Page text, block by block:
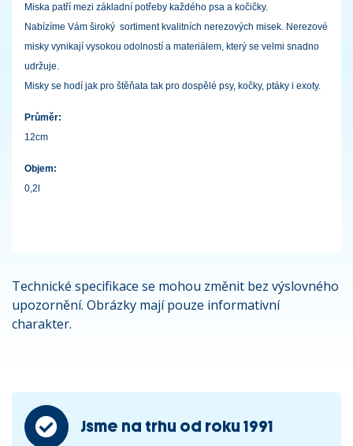
Miska patří mezi základní potřeby každého psa a kočičky.
Nabízíme Vám široký sortiment kvalitních nerezových misek. Nerezové
misky vynikají vysokou odolností a materiálem, který se velmi snadno
udržuje.
Misky se hodí jak pro štěňata tak pro dospělé psy, kočky, ptáky i exoty.
Průměr:
12cm
Objem:
0,2l
Technické specifikace se mohou změnit bez výslovného
upozornění. Obrázky mají pouze informativní
charakter.
Jsme na trhu od roku 1991